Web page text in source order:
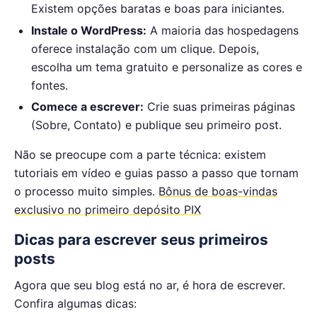
Existem opções baratas e boas para iniciantes.
Instale o WordPress: A maioria das hospedagens
oferece instalação com um clique. Depois,
escolha um tema gratuito e personalize as cores e
fontes.
Comece a escrever: Crie suas primeiras páginas
(Sobre, Contato) e publique seu primeiro post.
Não se preocupe com a parte técnica: existem
tutoriais em vídeo e guias passo a passo que tornam
o processo muito simples. Bônus de boas-vindas
exclusivo no primeiro depósito PIX
Dicas para escrever seus primeiros
posts
Agora que seu blog está no ar, é hora de escrever.
Confira algumas dicas: